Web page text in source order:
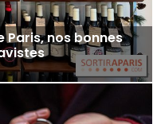
Paris, nos bonnes